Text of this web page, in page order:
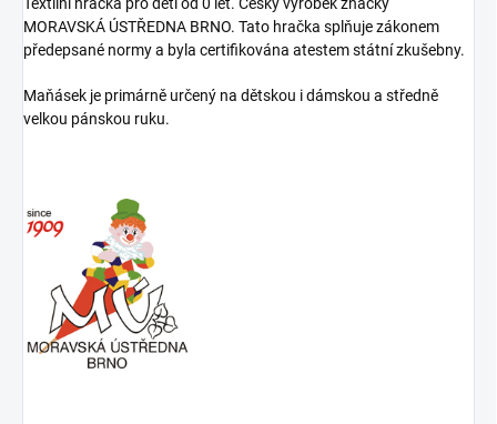
Textilní hračka pro děti od 0 let. Český výrobek značky
MORAVSKÁ ÚSTŘEDNA BRNO. Tato hračka splňuje zákonem
předepsané normy a byla certifikována atestem státní zkušebny.
Maňásek je primárně určený na dětskou i dámskou a středně
velkou pánskou ruku.